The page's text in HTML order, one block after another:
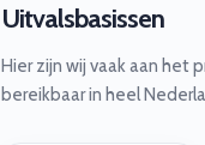
Uitvalsbasissen
Hier zijn wij vaak aan het
bereikbaar in heel